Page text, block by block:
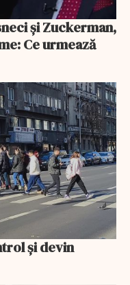
Ce urmează
și devin